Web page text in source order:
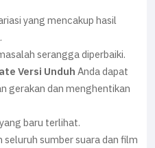
yang mencakup hasil
serangga diperbaiki.
Versi UnduhAnda dapat
gerakan dan menghentikan
baru terlihat.
sumber suara dan film